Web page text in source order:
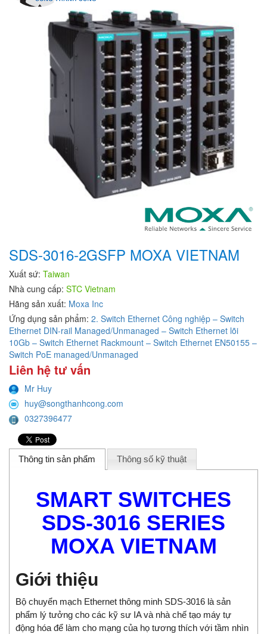
SDS-3016-2GSFP MOXA VIETNAM
Xuất sứ: Taiwan
Nhà cung cấp: STC Vietnam
Hãng sản xuất: Moxa Inc
Ứng dụng sản phẩm: 2. Switch Ethernet Công nghiệp – Switch
Ethernet DIN-rail Managed/Unmanaged – Switch Ethernet lõi
10Gb – Switch Ethernet Rackmount – Switch Ethernet EN50155 –
Switch PoE managed/Unmanaged
Liên hệ tư vấn
Mr Huy
huy@songthanhcong.com
0327396477
Thông tin sản phẩm Thông số kỹ thuật
SMART SWITCHES
SDS-3016 SERIES
MOXA VIETNAM
Giới thiệu
Bộ chuyển mạch Ethernet thông minh SDS-3016 là sản
phẩm lý tưởng cho các kỹ sư IA và nhà chế tạo máy tự
động hóa để làm cho mạng của họ tương thích với tầm nhìn